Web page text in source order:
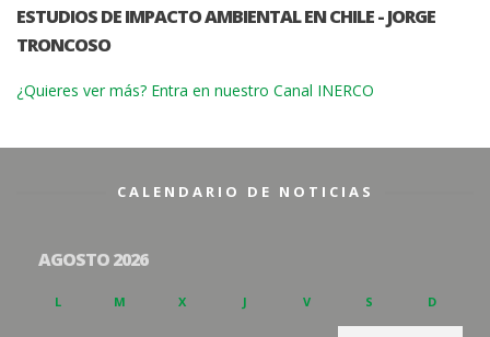
ESTUDIOS DE IMPACTO AMBIENTAL EN CHILE - JORGE
TRONCOSO
¿Quieres ver más? Entra en nuestro Canal INERCO
CALENDARIO DE NOTICIAS
AGOSTO 2026
L M X J V S D